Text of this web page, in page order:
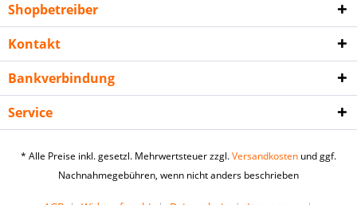
Shopbetreiber
Kontakt
Bankverbindung
Service
* Alle Preise inkl. gesetzl. Mehrwertsteuer zzgl.Versandkosten und ggf.
Nachnahmegebühren, wenn nicht anders beschrieben